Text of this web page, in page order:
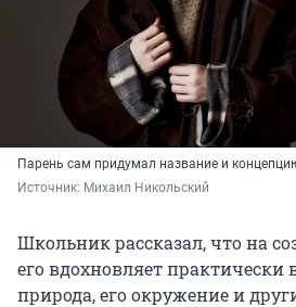
Парень сам придумал название и
Источник: Михаил Никольский
Школьник рассказал, что на
его вдохновляет практически
природа, его окружение и